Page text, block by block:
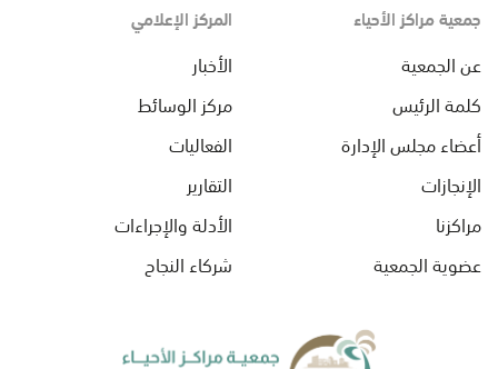
جمعية مراكز الأحياء
عن الجمعية
كلمة الرئيس
أعضاء مجلس الإدارة
الإنجازات
مراكزنا
عضوية الجمعية
المركز الإعلامي
الأخبار
مركز الوسائط
الفعاليات
التقارير
الأدلة والإجراءات
شركاء النجاح